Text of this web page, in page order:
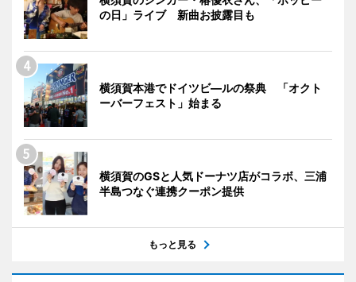
の日」ライブ 新曲お披露目も
横須賀本港でドイツビ―ルの祭典 「オクト
ーバーフェスト」始まる
横須賀のGSと人気ドーナツ店がコラボ、三浦
半島つなぐ連携クーポン提供
もっと見る